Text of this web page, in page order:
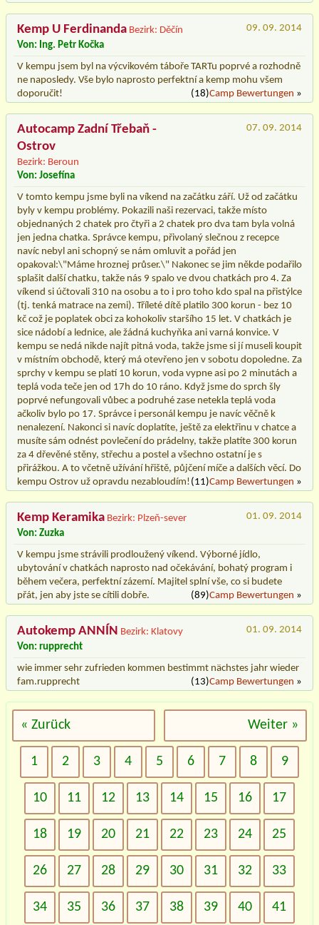
Kemp U Ferdinanda Bezirk: Děčín
09. 09. 2014
Von: Ing. Petr Kočka
V kempu jsem byl na výcvikovém táboře TARTu poprvé a rozhodně
ne naposledy. Vše bylo naprosto perfektní a kemp mohu všem
doporučit!
(18)Camp Bewertungen »
Autocamp Zadní Třebaň -
Ostrov
Bezirk: Beroun
07. 09. 2014
Von: Josefína
V tomto kempu jsme byli na víkend na začátku září. Už od začátku
byly v kempu problémy. Pokazili naši rezervaci, takže místo
objednaných 2 chatek pro čtyři a 2 chatek pro dva tam byla volná
jen jedna chatka. Správce kempu, přivolaný slečnou z recepce
navíc nebyl ani schopný se nám omluvit a pořád jen
opakoval:\"Máme hroznej průser.\" Nakonec se jim někde podařilo
splašit další chatku, takže nás 9 spalo ve dvou chatkách pro 4. Za
víkend si účtovali 310 na osobu a to i pro toho kdo spal na přistýlce
(tj. tenká matrace na zemi). Tříleté dítě platilo 300 korun - bez 10
kč což je poplatek obci za kohokoliv staršího 15 let. V chatkách je
sice nádobí a lednice, ale žádná kuchyňka ani varná konvice. V
kempu se nedá nikde najít pitná voda, takže jsme si jí museli koupit
v místním obchodě, který má otevřeno jen v sobotu dopoledne. Za
sprchy v kempu se platí 10 korun, voda vypne asi po 2 minutách a
teplá voda teče jen od 17h do 10 ráno. Když jsme do sprch šly
poprvé nefungovali vůbec a podruhé zase netekla teplá voda
ačkoliv bylo po 17. Správce i personál kempu je navíc věčně k
nenalezení. Nakonci si navíc doplatíte, ještě za elektřinu v chatce a
musíte sám odnést povlečení do prádelny, takže platíte 300 korun
za 4 dřevěné stěny, střechu a postel a všechno ostatní je s
přirážkou. A to včetně užívání hřiště, půjčení míče a dalších věcí. Do
kempu Ostrov už opravdu nezabloudím! (11)Camp Bewertungen »
Kemp Keramika Bezirk: Plzeň-sever
01. 09. 2014
Von: Zuzka
V kempu jsme strávili prodloužený víkend. Výborné jídlo,
ubytování v chatkách naprosto nad očekávání, bohatý program i
během večera, perfektní zázemí. Majitel splní vše, co si budete
přát, jen aby jste se cítili dobře.
(89)Camp Bewertungen »
Autokemp ANNÍN Bezirk: Klatovy
01. 09. 2014
Von: rupprecht
wie immer sehr zufrieden kommen bestimmt nächstes jahr wieder
fam.rupprecht
(13)Camp Bewertungen »
« Zurück Weiter »
1 2 3 4 5 6 7 8 9
10 11 12 13 14 15 16 17
18 19 20 21 22 23 24 25
26 27 28 29 30 31 32 33
34 35 36 37 38 39 40 41